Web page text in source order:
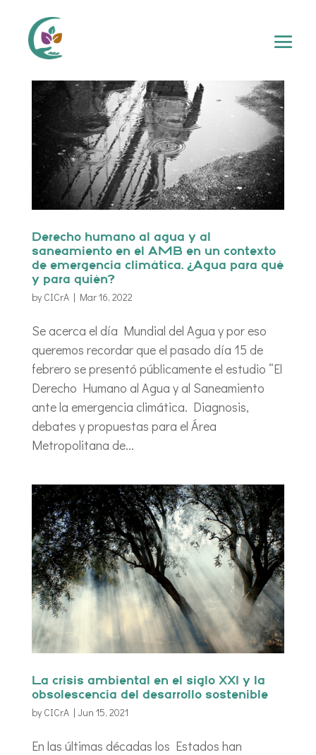
Derecho humano al agua y al
saneamiento en el AMB en un contexto
de emergencia climática. ¿Agua para qué
y para quién?
by CICrA| Mar 16, 2022
Se acerca el día Mundial del Agua y por eso
queremos recordar que el pasado día 15 de
febrero se presentó públicamente el estudio “El
Derecho Humano al Agua y al Saneamiento
ante la emergencia climática. Diagnosis,
debates y propuestas para el Área
Metropolitana de...
La crisis ambiental en el siglo XXI y la
obsolescencia del desarrollo sostenible
by CICrA| Jun 15, 2021
En las últimas décadas los Estados han